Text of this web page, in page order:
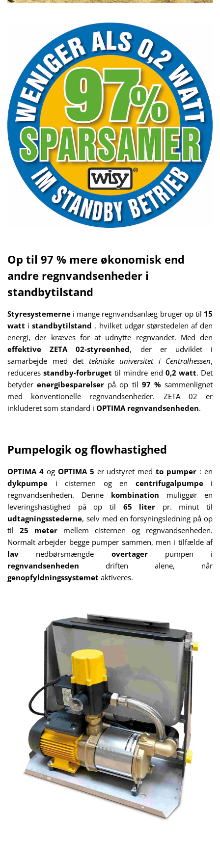
Op til 97 % mere økonomisk end
andre regnvandsenheder i
standbytilstand
Styresystemerne i mange regnvandsanlæg bruger op til 15
watt istandbytilstand , hvilket udgør størstedelen af den
energi, der kræves for at udnytte regnvandet. Med den
effektiveZETA 02-styreenhed, der er udviklet i
samarbejde med det tekniske universitet i Centralhessen,
reduceres standby-forbruget til mindre end 0,2 watt. Det
betyderenergibesparelser på op til 97 % sammenlignet
med konventionelle regnvandsenheder. ZETA 02 er
inkluderet som standard i OPTIMA regnvandsenheden.
Pumpelogik og flowhastighed
OPTIMA 4og OPTIMA 5 er udstyret medto pumper : en
dykpumpe i cisternen og en centrifugalpumpe i
regnvandsenheden. Denne kombination muliggør en
leveringshastighed på op til 65 liter pr. minut til
udtagningsstederne, selv med en forsyningsledning på op
til 25 meter mellem cisternen og regnvandsenheden.
Normalt arbejder begge pumper sammen, men i tilfælde af
lav nedbørsmængde overtager pumpen i
regnvandsenheden driften alene, når
genopfyldningssystemet aktiveres.